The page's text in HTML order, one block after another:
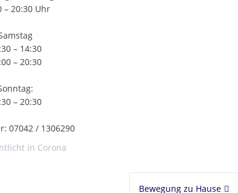
– 20:30 Uhr
– 14:30
– 20:30
– 20:30
07042 / 1306290
in Corona
Bewegung zu Hause